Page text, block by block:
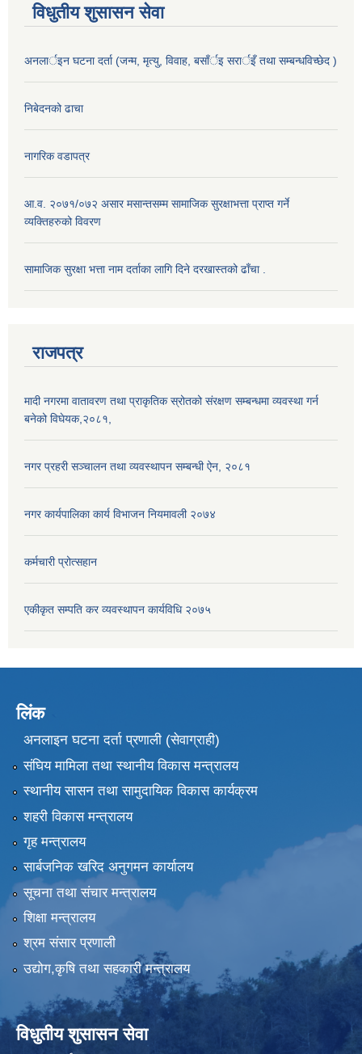
विधुतीय शुसासन सेवा
अनलार्इन घटना दर्ता (जन्म, मृत्यु, विवाह, बसाँर्इ सरार्इँ तथा सम्बन्धविच्छेद )
निबेदनको ढाचा
नागरिक वडापत्र
आ.व. २०७१/०७२ असार मसान्तसम्म सामाजिक सुरक्षाभत्ता प्राप्त गर्ने
व्यक्तिहरुको विवरण
सामाजिक सुरक्षा भत्ता नाम दर्ताका लागि दिने दरखास्तको ढाँचा .
राजपत्र
मादी नगरमा वातावरण तथा प्राकृतिक स्रोतको संरक्षण सम्बन्धमा व्यवस्था गर्न
बनेको विघेयक,२०८१,
नगर प्रहरी सञ्चालन तथा व्यवस्थापन सम्बन्धी ऐन, २०८१
नगर कार्यपालिका कार्य विभाजन नियमावली २०७४
कर्मचारी प्रोत्सहान
एकीकृत सम्पति कर व्यवस्थापन कार्यविधि २०७५
लिंक
अनलाइन घटना दर्ता प्रणाली (सेवाग्राही)
संघिय मामिला तथा स्थानीय विकास मन्त्रालय
स्थानीय सासन तथा सामुदायिक विकास कार्यक्रम
शहरी विकास मन्त्रालय
गृह मन्त्रालय
सार्बजनिक खरिद अनुगमन कार्यालय
सूचना तथा संचार मन्त्रालय
शिक्षा मन्त्रालय
श्रम संसार प्रणाली
उद्योग,कृषि तथा सहकारी मन्त्रालय
विधुतीय शुसासन सेवा